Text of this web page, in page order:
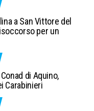
a San Vittore del
per un
di Aquino,
Carabinieri